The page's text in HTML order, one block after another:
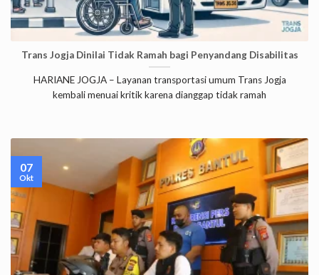
Trans Jogja Dinilai Tidak Ramah bagi Penyandang Disabilitas
HARIANE JOGJA – Layanan transportasi umum Trans Jogja
kembali menuai kritik karena dianggap tidak ramah
07
Okt